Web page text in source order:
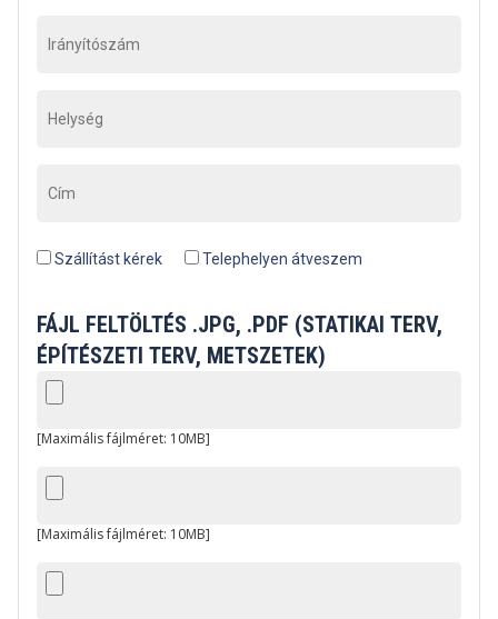
Szállítást kérek Telephelyen átveszem
FÁJL FELTÖLTÉS .JPG, .PDF (STATIKAI TERV,
ÉPÍTÉSZETI TERV, METSZETEK)
[Maximális fájlméret: 10MB]
[Maximális fájlméret: 10MB]